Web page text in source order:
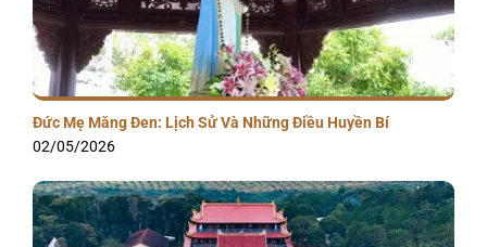
Đức Mẹ Măng Đen: Lịch Sử Và Những Điều Huyền Bí
02/05/2026